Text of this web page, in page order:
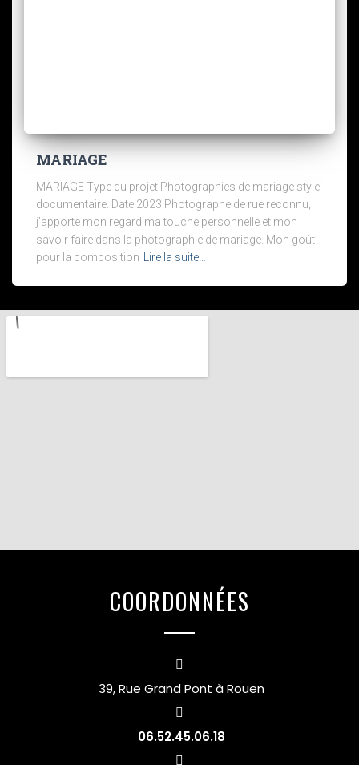
MARIAGE
MARIAGE Type du projet Photographies de mariage style
documentaire. Date 2023 Photographe de rue reconnu,
j’apporte mon regard ma touche personnelle et mon
savoir faire dans la photographie de mariage. Mon goût
pour la composition
Lire la suite…
COORDONNÉES
39, Rue Grand Pont à Rouen
06.52.45.06.18